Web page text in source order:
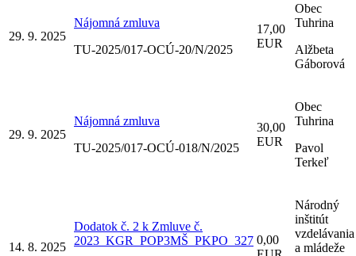
29. 9. 2025
Nájomná zmluva
TU-2025/017-OCÚ-20/N/2025
17,00
EUR
Obec
Tuhrina
Alžbeta
Gáborová
29. 9. 2025
Nájomná zmluva
TU-2025/017-OCÚ-018/N/2025
30,00
EUR
Obec
Tuhrina
Pavol
Terkeľ
14. 8. 2025
Dodatok č. 2 k Zmluve č.
2023_KGR_POP3MŠ_PKPO_327 0,00
Národný
inštitút
vzdelávania
a mládeže